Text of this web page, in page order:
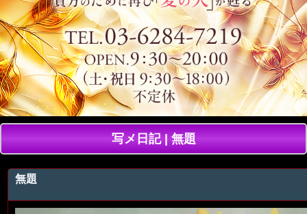
写メ日記 | 無題
無題